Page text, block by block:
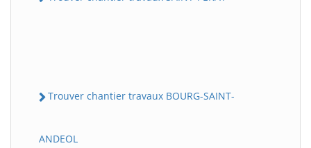
Trouver chantier travaux BOURG-SAINT-
ANDEOL